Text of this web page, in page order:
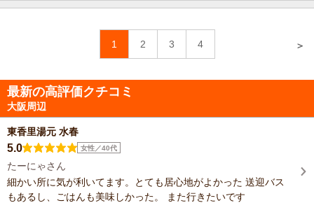
1 2 3 4 ＞
最新の高評価クチコミ
大阪周辺
東香里湯元 水春
5.0 女性／40代
たーにゃさん
細かい所に気が利いてます。とても居心地がよかった 送迎バス
もあるし、ごはんも美味しかった。 また行きたいです